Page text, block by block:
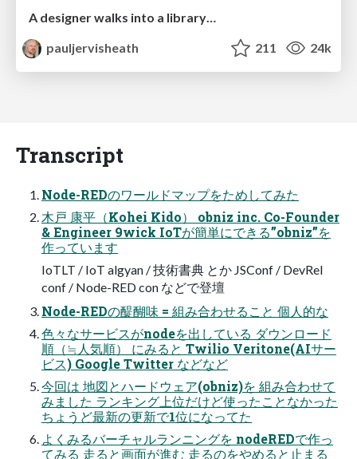
A designer walks into a library…
pauljervisheath
211 24k
Transcript
Node-REDのワールドマップをためしてみた
木戸 康平（Kohei Kido） obniz inc. Co-Founder
& Engineer 9wick IoTが簡単にできる”obniz”を
作っています
IoTLT / IoT algyan / 技術書典 とか JSConf / DevRel
conf / Node-RED con などで登壇
Node-REDの醍醐味 = 組み合わせること 個人的な
色々なサービスがnodeを出している ダウンロード
順（≒人気順） にみると Twilio Veritone(AIサー
ビス) Google Twitter などなど
今回は 地図とハードウェア(obniz)を 組み合わせて
みました ランキング上位だけど使ったことなかった
ちょうど最新の更新で1位になってた
よくみるバーチャルランニングを nodeREDで作っ
てみる 走ると画面が進む 走るのをやめると止まる